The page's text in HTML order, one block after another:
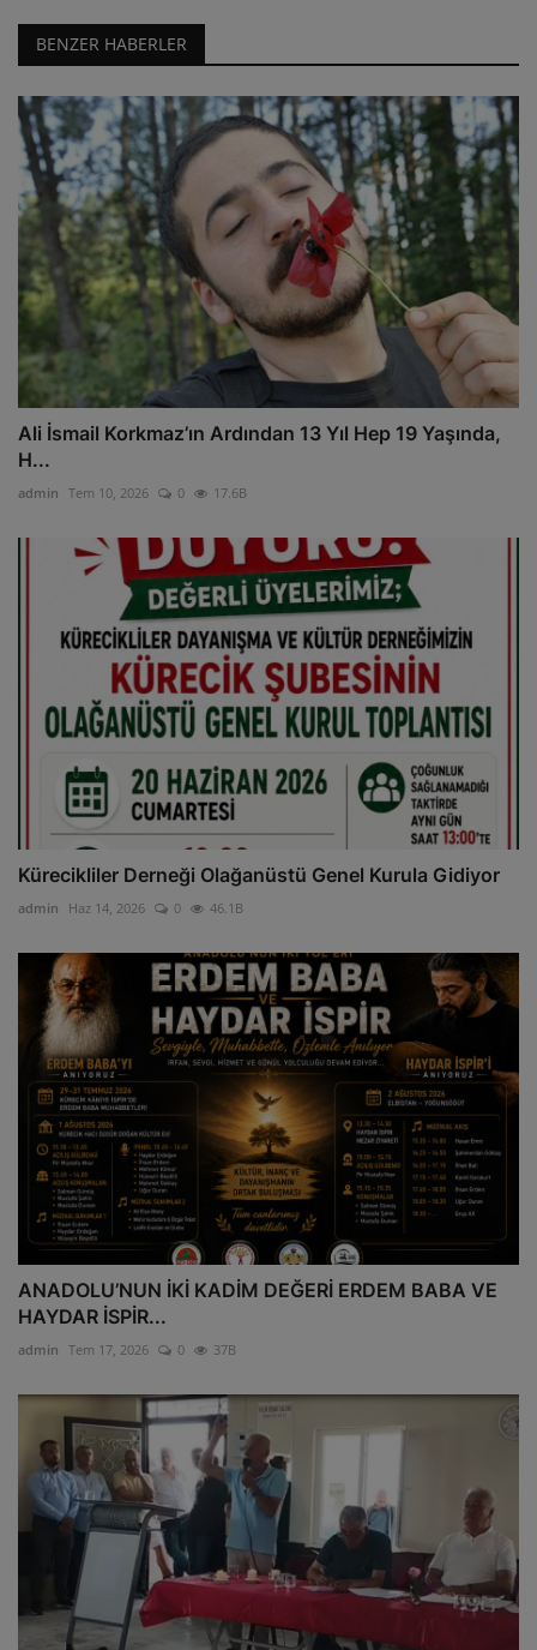
BENZER HABERLER
Ali İsmail Korkmaz’ın Ardından 13 Yıl Hep 19 Yaşında,
H...
admin Tem 10, 2026 0 17.6B
Kürecikliler Derneği Olağanüstü Genel Kurula Gidiyor
admin Haz 14, 2026 0 46.1B
ANADOLU’NUN İKİ KADİM DEĞERİ ERDEM BABA VE
HAYDAR İSPİR...
admin Tem 17, 2026 0 37B